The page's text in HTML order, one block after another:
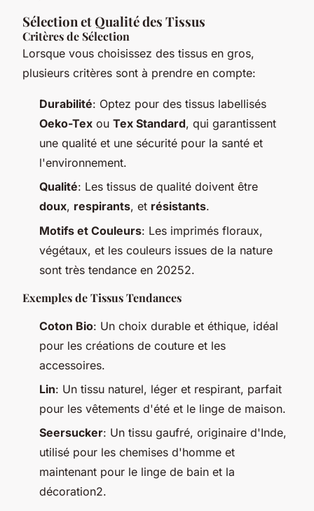
Sélection et Qualité des Tissus
Critères de Sélection
Lorsque vous choisissez des tissus en gros,
plusieurs critères sont à prendre en compte:
Durabilité: Optez pour des tissus labellisés
Oeko-Tex ou Tex Standard, qui garantissent
une qualité et une sécurité pour la santé et
l'environnement.
Qualité: Les tissus de qualité doivent être
doux, respirants, et résistants.
Motifs et Couleurs: Les imprimés floraux,
végétaux, et les couleurs issues de la nature
sont très tendance en 20252.
Exemples de Tissus Tendances
Coton Bio: Un choix durable et éthique, idéal
pour les créations de couture et les
accessoires.
Lin: Un tissu naturel, léger et respirant, parfait
pour les vêtements d'été et le linge de maison.
Seersucker: Un tissu gaufré, originaire d'Inde,
utilisé pour les chemises d'homme et
maintenant pour le linge de bain et la
décoration2.